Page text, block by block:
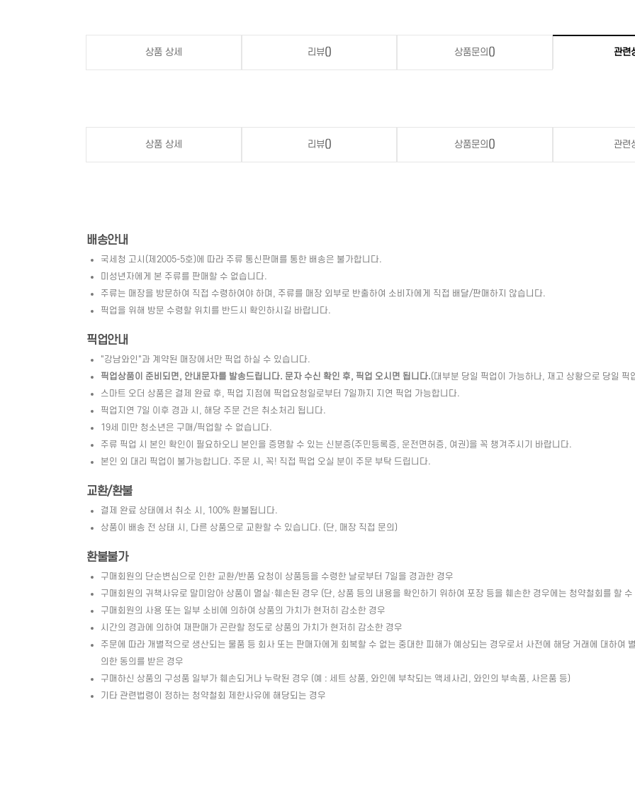
상품 상세 리뷰() 상품문의 () 관련
상품 상세 리뷰() 상품문의 () 관련
배송안내
국세청 고시(제2005-5호)에 따라 주류 통신판매를 통한 배송은 불가합니다.
미성년자에게 본 주류를 판매할 수 없습니다.
주류는 매장을 방문하여 직접 수령하여야 하며, 주류를 매장 외부로 반출하여 소비자에게 직접 배달/판매하지 않습니다.
픽업을 위해 방문 수령할 위치를 반드시 확인하시길 바랍니다.
픽업안내
"강남와인"과 계약된 매장에서만 픽업 하실 수 있습니다.
픽업상품이 준비되면, 안내문자를 발송드립니다. 문자 수신 확인 후, 픽업 오시면 됩니다.(대부분 당일 픽업이 가능하나, 재고 상황으로 당일
스마트 오더 상품은 결제 완료 후, 픽업 지점에 픽업요청일로부터 7일까지 지연 픽업 가능합니다.
픽업지연 7일 이후 경과 시, 해당 주문 건은 취소처리 됩니다.
19세 미만 청소년은 구매/픽업할 수 없습니다.
주류 픽업 시 본인 확인이 필요하오니 본인을 증명할 수 있는 신분증(주민등록증, 운전면허증, 여권)을 꼭 챙겨주시기 바랍니다.
본인 외 대리 픽업이 불가능합니다. 주문 시, 꼭! 직접 픽업 오실 분이 주문 부탁 드립니다.
교환/환불
결제 완료 상태에서 취소 시, 100% 환불됩니다.
상품이 배송 전 상태 시, 다른 상품으로 교환할 수 있습니다. (단, 매장 직접 문의)
환불불가
구매회원의 단순변심으로 인한 교환/반품 요청이 상품등을 수령한 날로부터 7일을 경과한 경우
구매회원의 귀책사유로 말미암아 상품이 멸실·훼손된 경우 (단, 상품 등의 내용을 확인하기 위하여 포장 등을 훼손한 경우에는 청약철회를 할 수
구매회원의 사용 또는 일부 소비에 의하여 상품의 가치가 현저히 감소한 경우
시간의 경과에 의하여 재판매가 곤란할 정도로 상품의 가치가 현저히 감소한 경우
주문에 따라 개별적으로 생산되는 물품 등 회사 또는 판매자에게 회복할 수 없는 중대한 피해가 예상되는 경우로서 사전에 해당 거래에 대하여
의한 동의를 받은 경우
구매하신 상품의 구성품 일부가 훼손되거나 누락된 경우 (예 : 세트 상품, 와인에 부착되는 액세사리, 와인의 부속품, 사은품 등)
기타 관련법령이 정하는 청약철회 제한사유에 해당되는 경우